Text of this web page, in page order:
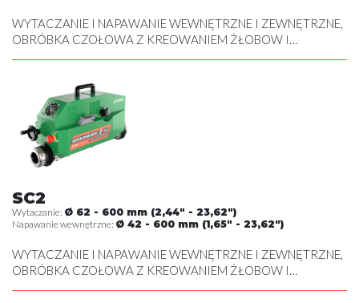
WYTACZANIE I NAPAWANIE WEWNĘTRZNE I ZEWNĘTRZNE,
OBRÓBKA CZOŁOWA Z KREOWANIEM ŻŁOBOW I
ZEWNĘTRZNA
SC2
Wytaczanie: Ø 62 - 600 mm (2,44" - 23,62")
Napawanie wewnętrzne: Ø 42 - 600 mm (1,65" - 23,62")
WYTACZANIE I NAPAWANIE WEWNĘTRZNE I ZEWNĘTRZNE,
OBRÓBKA CZOŁOWA Z KREOWANIEM ŻŁOBOW I